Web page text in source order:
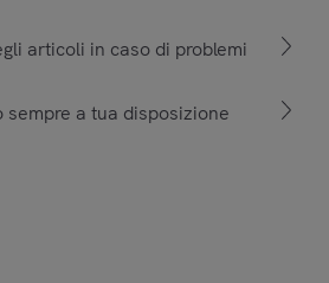
articoli in caso di problemi
sempre a tua disposizione